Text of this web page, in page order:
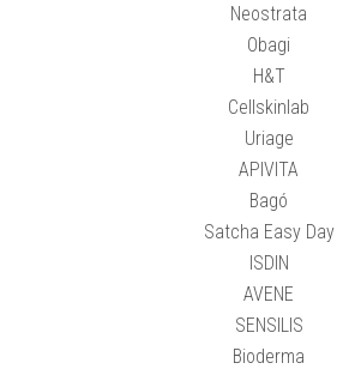
Neostrata
Obagi
H&T
Cellskinlab
Uriage
APIVITA
Bagó
Satcha Easy Day
ISDIN
AVENE
SENSILIS
Bioderma